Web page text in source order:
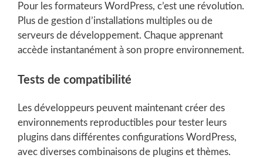
Pour les formateurs WordPress, c’est une révolution.
Plus de gestion d’installations multiples ou de
serveurs de développement. Chaque apprenant
accède instantanément à son propre environnement.
Tests de compatibilité
Les développeurs peuvent maintenant créer des
environnements reproductibles pour tester leurs
plugins dans différentes configurations WordPress,
avec diverses combinaisons de plugins et thèmes.